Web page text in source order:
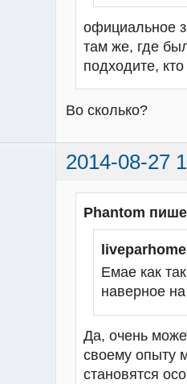
официальное
там же, где
подходите,
Во сколько?
2014-08-27
Phantom
Емае как
наверное
Да, очень
своему опыту
становятся